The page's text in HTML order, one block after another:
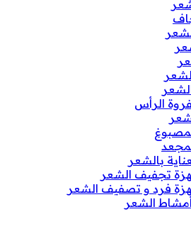
الرأس
بالشعر
تجفيف الشعر
فرد و تصفيف الشعر
الشعر